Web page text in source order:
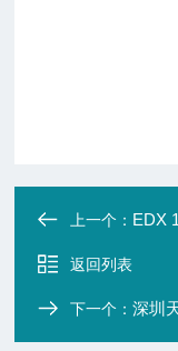
上一个： EDX
返回列表
下一个：深圳